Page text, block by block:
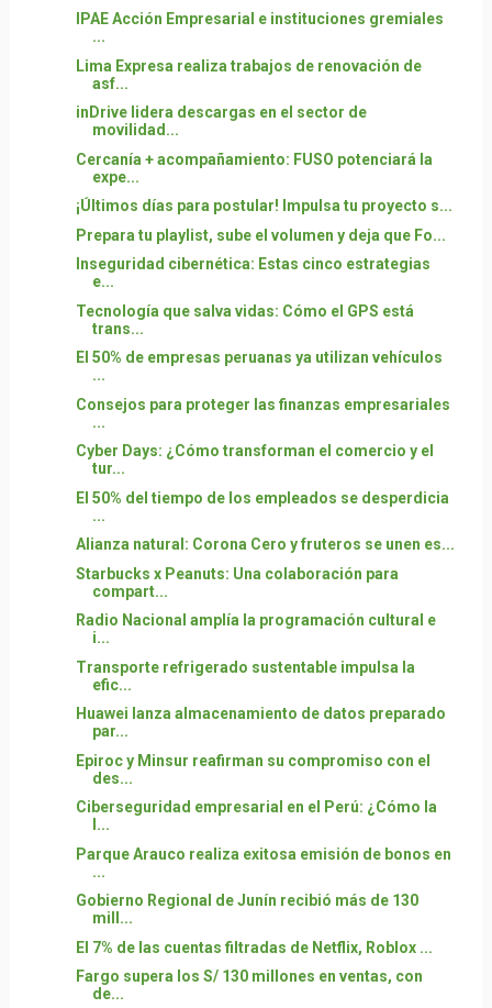
IPAE Acción Empresarial e instituciones gremiales
...
Lima Expresa realiza trabajos de renovación de
asf...
inDrive lidera descargas en el sector de
movilidad...
Cercanía + acompañamiento: FUSO potenciará la
expe...
¡Últimos días para postular! Impulsa tu proyecto s...
Prepara tu playlist, sube el volumen y deja que Fo...
Inseguridad cibernética: Estas cinco estrategias
e...
Tecnología que salva vidas: Cómo el GPS está
trans...
El 50% de empresas peruanas ya utilizan vehículos
...
Consejos para proteger las finanzas empresariales
...
Cyber Days: ¿Cómo transforman el comercio y el
tur...
El 50% del tiempo de los empleados se desperdicia
...
Alianza natural: Corona Cero y fruteros se unen es...
Starbucks x Peanuts: Una colaboración para
compart...
Radio Nacional amplía la programación cultural e
i...
Transporte refrigerado sustentable impulsa la
efic...
Huawei lanza almacenamiento de datos preparado
par...
Epiroc y Minsur reafirman su compromiso con el
des...
Ciberseguridad empresarial en el Perú: ¿Cómo la
I...
Parque Arauco realiza exitosa emisión de bonos en
...
Gobierno Regional de Junín recibió más de 130
mill...
El 7% de las cuentas filtradas de Netflix, Roblox ...
Fargo supera los S/ 130 millones en ventas, con
de...